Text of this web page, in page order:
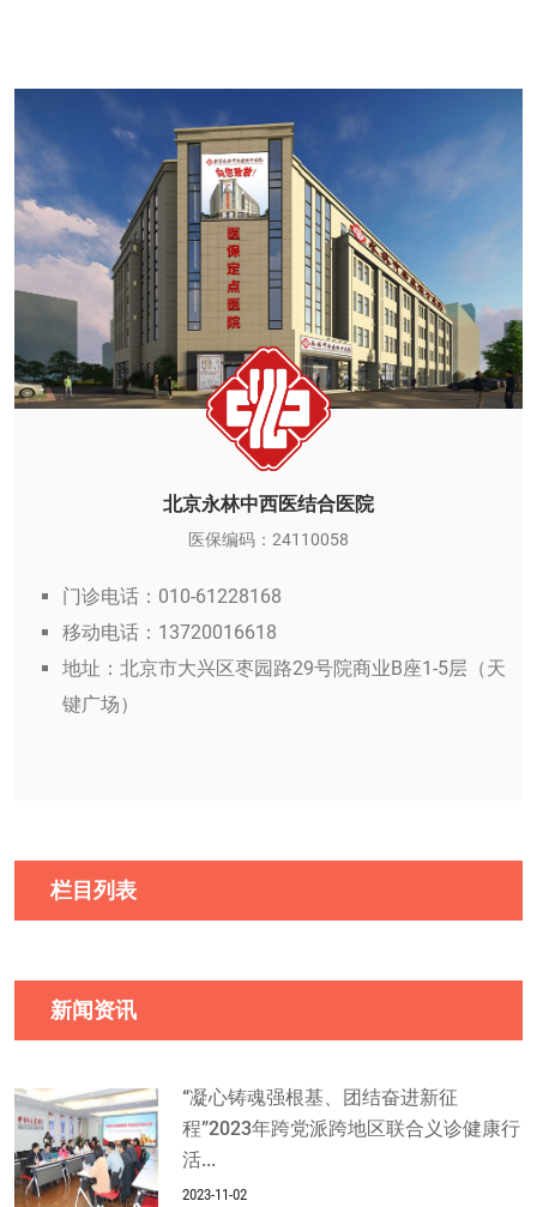
北京永林中西医结合医院
医保编码：24110058
门诊电话：010-61228168
移动电话：13720016618
地址：北京市大兴区枣园路29号院商业B座1-5层（天
键广场）
栏目列表
新闻资讯
“凝心铸魂强根基、团结奋进新征
程”2023年跨党派跨地区联合义诊健康行
活...
2023-11-02